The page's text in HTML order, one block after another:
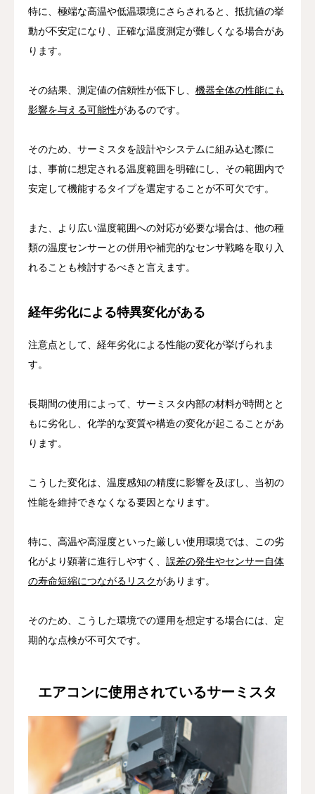
特に、極端な高温や低温環境にさらされると、抵抗値の挙
動が不安定になり、正確な温度測定が難しくなる場合があ
ります。
その結果、測定値の信頼性が低下し、 機器全体の性能にも
影響を与える可能性があるのです。
そのため、サーミスタを設計やシステムに組み込む際に
は、事前に想定される温度範囲を明確にし、その範囲内で
安定して機能するタイプを選定することが不可欠です。
また、より広い温度範囲への対応が必要な場合は、他の種
類の温度センサーとの併用や補完的なセンサ戦略を取り入
れることも検討するべきと言えます。
経年劣化による特異変化がある
注意点として、経年劣化による性能の変化が挙げられま
す。
長期間の使用によって、サーミスタ内部の材料が時間とと
もに劣化し、化学的な変質や構造の変化が起こることがあ
ります。
こうした変化は、温度感知の精度に影響を及ぼし、当初の
性能を維持できなくなる要因となります。
特に、高温や高湿度といった厳しい使用環境では、この劣
化がより顕著に進行しやすく、 誤差の発生やセンサー自体
の寿命短縮につながるリスクがあります。
そのため、こうした環境での運用を想定する場合には、定
期的な点検が不可欠です。
エアコンに使用されているサーミスタ